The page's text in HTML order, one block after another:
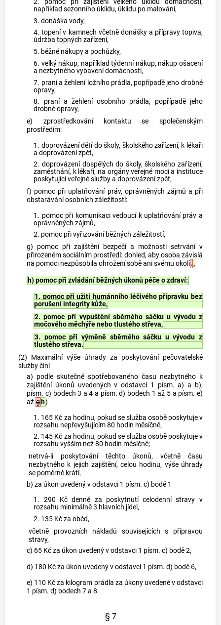
například sezonního úklidu, úklidu po malování,
3. donáška vody,
4. topení v kamnech včetně donášky a přípravy topiva,
údržba topných zařízení,
5. běžné nákupy a pochůzky,
6. velký nákup, například týdenní nákup, nákup ošacení
a nezbytného vybavení domácnosti,
7. praní a žehlení ložního prádla, popřípadě jeho drobné
opravy,
8. praní a žehlení osobního prádla, popřípadě jeho
drobné opravy,
e) zprostředkování kontaktu se společenským
prostředím:
1. doprovázení dětí do školy, školského zařízení, k lékaři
a doprovázení zpět,
2. doprovázení dospělých do školy, školského zařízení,
zaměstnání, k lékaři, na orgány veřejné moci a instituce
poskytující veřejné služby a doprovázení zpět,
f) pomoc při uplatňování práv, oprávněných zájmů a při
obstarávání osobních záležitostí:
1. pomoc při komunikaci vedoucí k uplatňování práv a
oprávněných zájmů,
2. pomoc při vyřizování běžných záležitostí,
g) pomoc při zajištění bezpečí a možnosti setrvání v
přirozeném sociálním prostředí: dohled, aby osoba závislá
na pomoci nezpůsobila ohrožení sobě ani svému okolí.,
h) pomoc při zvládání běžných úkonů péče o zdraví:
1. pomoc při užití humánního léčivého přípravku bez
porušení integrity kůže,
2. pomoc při vypuštění sběrného sáčku u vývodu z
močového měchýře nebo tlustého střeva,
3. pomoc při výměně sběrného sáčku u vývodu z
tlustého střeva.
(2) Maximální výše úhrady za poskytování pečovatelské
služby činí
a) podle skutečně spotřebovaného času nezbytného k
zajištění úkonů uvedených v odstavci 1 písm. a) a b),
písm. c) bodech 3 a 4 a písm. d) bodech 1 až 5 a písm. e)
až g h)
1. 165 Kč za hodinu, pokud se služba osobě poskytuje v
rozsahu nepřevyšujícím 80 hodin měsíčně,
2. 145 Kč za hodinu, pokud se služba osobě poskytuje v
rozsahu vyšším než 80 hodin měsíčně;
netrvá-li poskytování těchto úkonů, včetně času
nezbytného k jejich zajištění, celou hodinu, výše úhrady
se poměrně krátí,
b) za úkon uvedený v odstavci 1 písm. c) bodě 1
1. 290 Kč denně za poskytnutí celodenní stravy v
rozsahu minimálně 3 hlavních jídel,
2. 135 Kč za oběd,
včetně provozních nákladů souvisejících s přípravou
stravy,
c) 65 Kč za úkon uvedený v odstavci 1 písm. c) bodě 2,
d) 180 Kč za úkon uvedený v odstavci 1 písm. d) bodě 6,
e) 110 Kč za kilogram prádla za úkony uvedené v odstavci
1 písm. d) bodech 7 a 8.
§ 7